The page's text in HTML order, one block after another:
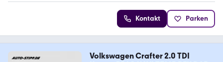
Kontakt Parken
Volkswagen Crafter 2.0 TDI